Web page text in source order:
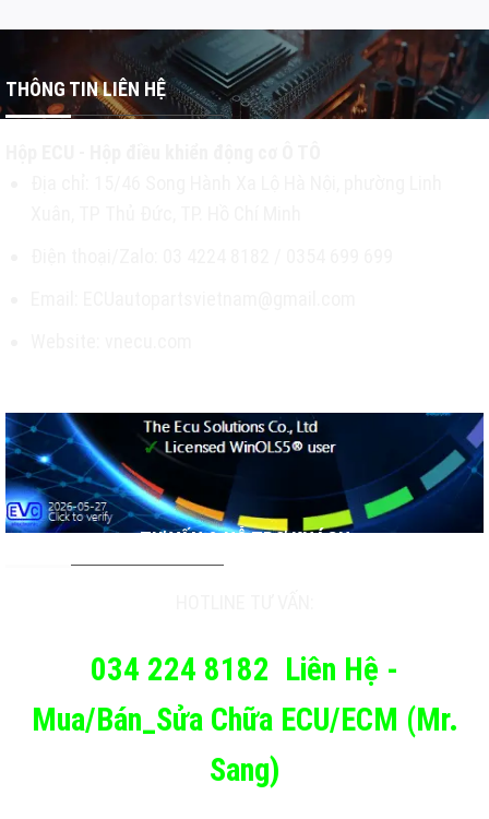
THÔNG TIN LIÊN HỆ
TƯ VẤN & HỖ TRỢ KHÁCH
034 224 8182 Liên Hệ -
Mua/Bán_Sửa Chữa ECU/ECM (Mr.
Sang)